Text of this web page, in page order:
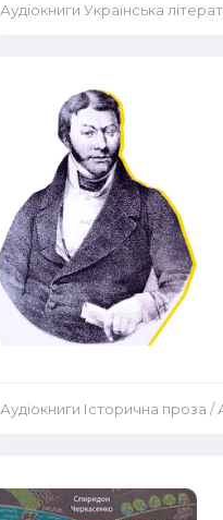
Аудіокниги Українська
Аудіокниги Історична проза /